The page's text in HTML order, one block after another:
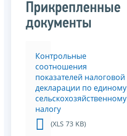
Прикрепленные
документы
Контрольные
соотношения
показателей налоговой
декларации по единому
сельскохозяйственному
налогу
(XLS 73 KB)